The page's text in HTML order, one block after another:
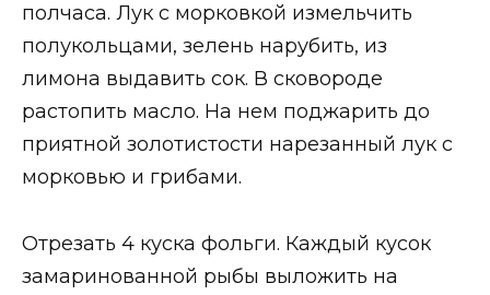
полчаса. Лук с морковкой измельчить
полукольцами, зелень нарубить, из
лимона выдавить сок. В сковороде
растопить масло. На нем поджарить до
приятной золотистости нарезанный лук с
морковью и грибами.
Отрезать 4 куска фольги. Каждый кусок
замаринованной рыбы выложить на